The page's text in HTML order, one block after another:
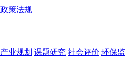
政策法规
产业规划 课题研究 社会评价 环保监